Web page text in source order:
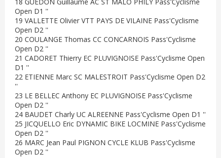
Open D1 ''
19 VALLETTE Olivier VTT PAYS DE VILAINE Pass'Cyclisme
Open D2 ''
20 COULANGE Thomas CC CONCARNOIS Pass'Cyclisme
Open D2 ''
21 CADORET Thierry EC PLUVIGNOISE Pass'Cyclisme Open
D1 ''
22 ETIENNE Marc SC MALESTROIT Pass'Cyclisme Open D2
''
23 LE BELLEC Anthony EC PLUVIGNOISE Pass'Cyclisme
Open D2 ''
24 BAUDET Charly UC ALREENNE Pass'Cyclisme Open D1 ''
25 JICQUELLO Eric DYNAMIC BIKE LOCMINE Pass'Cyclisme
Open D2 ''
26 MARC Jean Paul PIGNON CYCLE KLUB Pass'Cyclisme
Open D2 ''